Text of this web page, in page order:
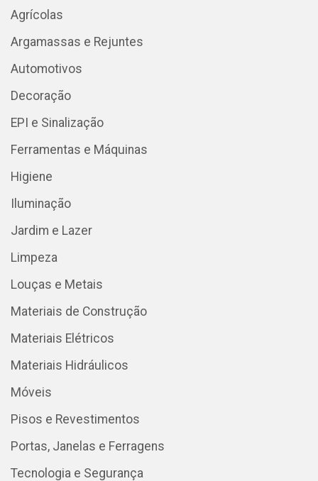
Agrícolas
Argamassas e Rejuntes
Automotivos
Decoração
EPI e Sinalização
Ferramentas e Máquinas
Higiene
Iluminação
Jardim e Lazer
Limpeza
Louças e Metais
Materiais de Construção
Materiais Elétricos
Materiais Hidráulicos
Móveis
Pisos e Revestimentos
Portas, Janelas e Ferragens
Tecnologia e Segurança